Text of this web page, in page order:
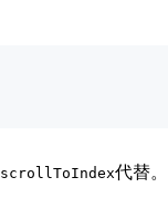
scrollToIndex代替。